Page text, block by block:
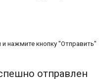
нажмите кнопку "Отправить"
отправлен